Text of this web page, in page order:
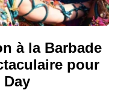
à la Barbade
pour